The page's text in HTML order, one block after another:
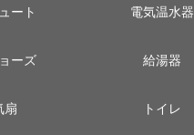
ート 電気温水器
ーズ 給湯器
扇 トイレ